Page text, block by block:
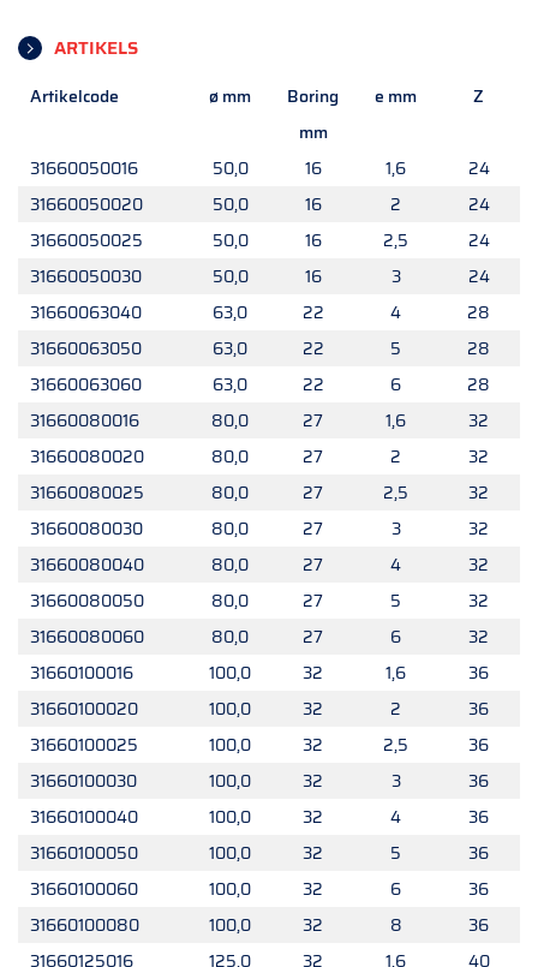
ARTIKELS
Artikelcode ø mm
Boring
mm
e mm Z
31660050016 50,0 16 1,6
24
31660050020
50,0 16 2
24
31660050025
50,0 16 2,5
24
31660050030
50,0 16 3
24
31660063040
63,0 22 4
28
31660063050
63,0 22 5
28
31660063060
63,0 22 6
28
31660080016
80,0 27 1,6
32
31660080020
80,0 27 2
32
31660080025
80,0 27 2,5
32
31660080030
80,0 27 3
32
31660080040
80,0 27 4
32
31660080050
80,0 27 5
32
31660080060
80,0 27 6
32
31660100016
100,0 32 1,6
36
31660100020
100,0 32 2
36
31660100025
100,0 32 2,5
36
31660100030
100,0 32 3
36
31660100040
100,0 32 4
36
31660100050
100,0 32 5
36
31660100060
100,0 32 6
36
31660100080
100,0 32 8
36
31660125016
125,0 32 1,6
40